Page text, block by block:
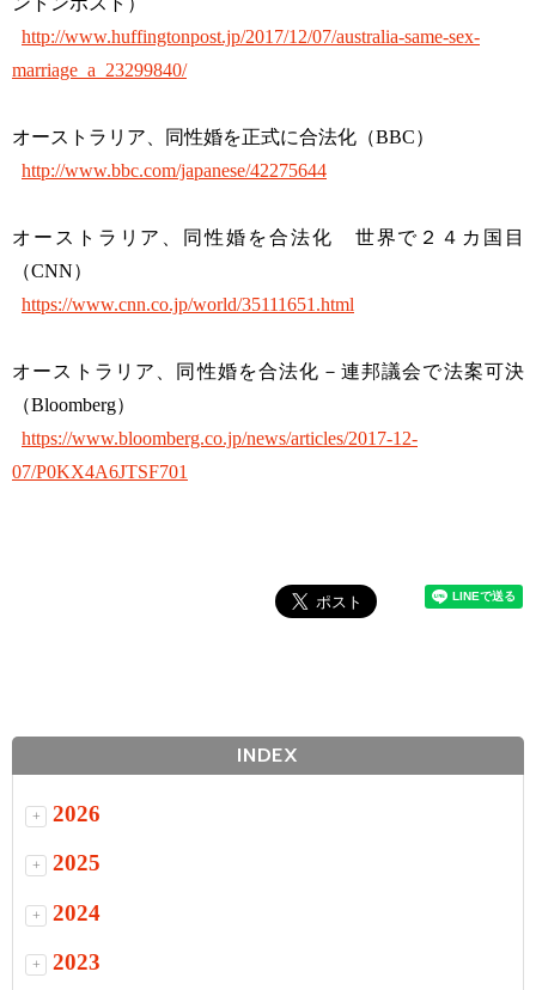
http://www.huffingtonpost.jp/2017/12/07/australia-same-sex-
marriage_a_23299840/
オーストラリア、同性婚を正式に合法化（BBC）
http://www.bbc.com/japanese/42275644
オーストラリア、同性婚を合法化 世界で２４カ国目
（CNN）
https://www.cnn.co.jp/world/35111651.html
オーストラリア、同性婚を合法化－連邦議会で法案可決
（Bloomberg）
https://www.bloomberg.co.jp/news/articles/2017-12-
07/P0KX4A6JTSF701
INDEX
+ 2026
+ 2025
+ 2024
+ 2023